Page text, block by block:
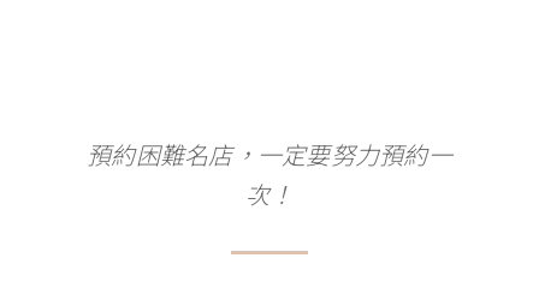
預約困難名店，一定要努力預約一
次！